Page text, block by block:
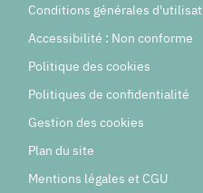
Conditions générales
Accessibilité : Non conforme
Politique des cookies
Politiques de confidentialité
Gestion des cookies
Plan du site
Mentions légales et CGU